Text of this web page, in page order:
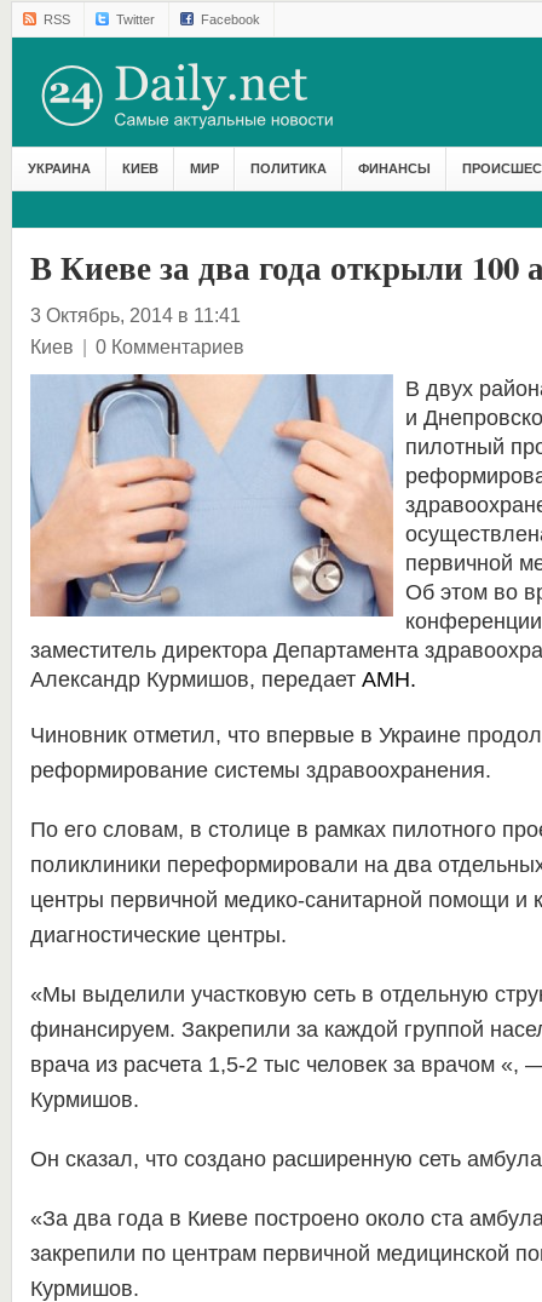
RSS Twitter Facebook
УКРАИНА КИЕВ МИР ПОЛИТИКА ФИНАНСЫ
В Киеве за два года открыли 100
3 Октябрь, 2014 в 11:41
Киев | 0 Комментариев
В двух
и
пилотный
первичной
Об этом во
заместитель директора Департамента
Александр Курмишов, передает АМН.
Чиновник отметил, что впервые в Украине
реформирование системы здравоохранения.
По его словам, в столице в рамках пилотного
поликлиники переформировали на два
центры первичной медико-санитарной помощи и
диагностические центры.
«Мы выделили участковую сеть в отдельную
финансируем. Закрепили за каждой группой
врача из расчета 1,5-2 тыс человек за врачом «,
Курмишов.
Он сказал, что создано расширенную сеть
«За два года в Киеве построено около ста
закрепили по центрам первичной медицинской
Курмишов.